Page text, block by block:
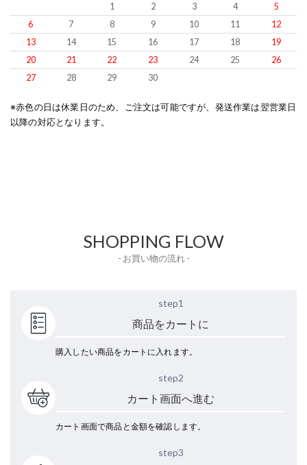
1
2 3 4
5
6
7 8 9 10 11
12
13
14 15 16 17 18
19
20
21 22 23 24 25
26
27
28 29 30
※赤色の日は休業日のため、ご注文は可能ですが、発送作業は翌営業日
以降の対応となります。
SHOPPING FLOW
- お買い物の流れ -
step1
商品をカートに
購入したい商品をカートに入れます。
step2
カート画面へ進む
カート画面で商品と金額を確認します。
step3